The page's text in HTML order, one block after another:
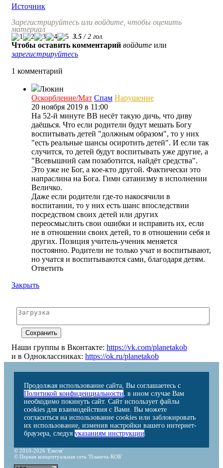
Источник
Зарегистрируйтесь или войдите, чтобы оценить
материал
3.5 / 2 гол.
Чтобы оставить комментарий войдите или
зарегистрируйтесь
1 комментарий
Люкин
Оскорбление/Мат Спам Нарушение
20 ноября 2019 в 11:00
На 52-й минуте ВВ несёт такую дичь, что диву
даёшься. Что если родители будут мешать Богу
воспитывать детей "должным образом", то у них
"есть реальные шансы осиротить детей". И если так
случится, то детей будут воспитывать уже другие, а
"Всевышний сам позаботится, найдёт средства".
Это уже не Бог, а кое-кто другой. Фактически это
напраслина на Бога. Гимн сатанизму в исполнении
Величко.
Даже если родители где-то накосячили в
воспитании, то у них есть шанс впоследствии
посредством своих детей или других
переосмыслить свои ошибки и исправить их, если
не в отношении своих детей, то в отношении себя и
других. Позиция учитель-ученик меняется
постоянно. Родители не только учат и воспитывают,
но учатся и воспитываются сами, благодаря детям.
Ответить
Закрыть
Наши группы в Вконтакте: https://vk.com/planetakob
и в Одноклассниках: https://ok.ru/planetakob
Продолжая использование сайта, Вы соглашаетесь с
Политикой конфиденциальности, в ином случае Вам
необходимо покинуть сайт. Сайт использует файлы
cookies для взаимодействия с Вами. Вы можете
согласиться на использование cookies или заблокировать
их использование, изменив настройки вашего интернет-
браузера, следуя указаниям инструкции.
© 2010-2026 'Емеля'
© Первая концептуальная сеть 'Планета-КОБ'